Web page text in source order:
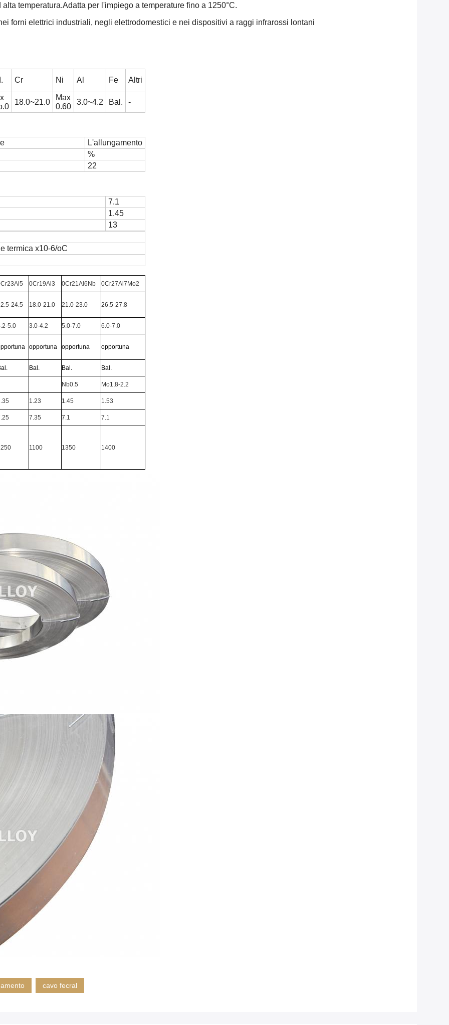
temperatura.Adatta per l'impiego a temperature fino a 1250°C.
forni elettrici industriali, negli elettrodomestici e nei dispositivi a raggi infrarossi lontani
Cr Ni Al Fe Altri
18.0~21.0
Max
0.60
3.0~4.2 Bal. -
L'allungamento
%
22
7.1
1.45
13
termica x10-6/oC
0Cr19Al3 0Cr21Al6Nb 0Cr27Al7Mo2
24.5 18.0-21.0 21.0-23.0 26.5-27.8
5.0 3.0-4.2 5.0-7.0 6.0-7.0
opportuna opportuna opportuna
Bal. Bal. Bal.
Nb0.5 Mo1,8-2.2
1.23 1.45 1.53
7.35 7.1 7.1
1100 1350 1400
cavo fecral